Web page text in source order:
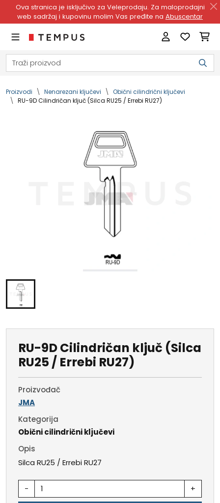
Ova stranica je isključivo za Veleprodaju. Za maloprodajni
web sadržaj i kupovinu molim Vas pređite na Abuscentar
Proizvodi Nenarezani ključevi
Obični cilindrični ključevi
RU-9D Cilindričan ključ (Silca RU25 / Errebi RU27)
RU-9D Cilindričan ključ (Silca
RU25 / Errebi RU27)
Proizvođač
JMA
Kategorija
Obični cilindrični ključevi
Opis
Silca RU25 / Errebi RU27
- +